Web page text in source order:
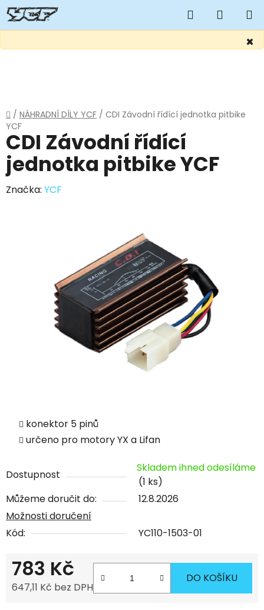
×
Hledat
KOŠÍK
Domů
/ NÁHRADNÍ DÍLY YCF / CDI Závodní řídící jednotka pitbike
YCF
konektor 5 pinů
určeno pro motory YX a Lifan
Dostupnost
Skladem ihned odesíláme
(1 ks)
Můžeme doručit do:
12.8.2026
Možnosti doručení
Kód:
YC110-1503-01
783 Kč
647,11 Kč bez DPH
DO KOŠÍKU
CDI Závodní řídící
jednotka pitbike YCF
Značka: YCF